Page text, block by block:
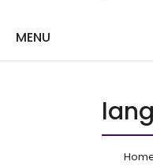
MENU